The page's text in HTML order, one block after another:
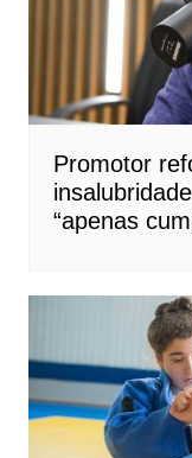
Promotor
“apenas